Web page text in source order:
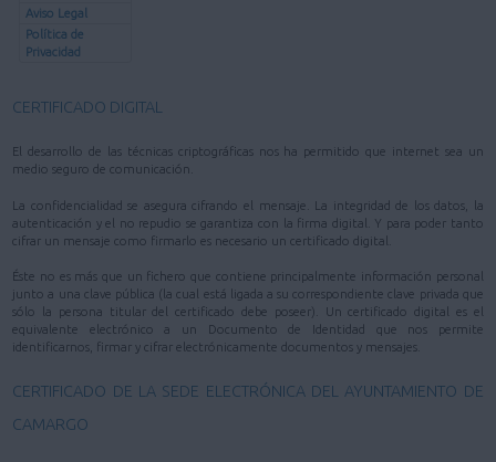
Aviso Legal
Política de
Privacidad
CERTIFICADO DIGITAL
El desarrollo de las técnicas criptográficas nos ha permitido que internet sea un
medio seguro de comunicación.
La confidencialidad se asegura cifrando el mensaje. La integridad de los datos, la
autenticación y el no repudio se garantiza con la firma digital. Y para poder tanto
cifrar un mensaje como firmarlo es necesario un certificado digital.
Éste no es más que un fichero que contiene principalmente información personal
junto a una clave pública (la cual está ligada a su correspondiente clave privada que
sólo la persona titular del certificado debe poseer). Un certificado digital es el
equivalente electrónico a un Documento de Identidad que nos permite
identificarnos, firmar y cifrar electrónicamente documentos y mensajes.
CERTIFICADO DE LA SEDE ELECTRÓNICA DEL AYUNTAMIENTO DE
CAMARGO